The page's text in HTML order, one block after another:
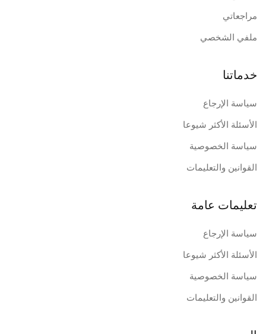
مراجعاتي
ملفي الشخصي
خدماتنا
سياسة الإرجاع
الأسئلة الأكثر شيوعا
سياسة الخصوصية
القوانين والتعليمات
تعليمات عامة
سياسة الإرجاع
الأسئلة الأكثر شيوعا
سياسة الخصوصية
القوانين والتعليمات